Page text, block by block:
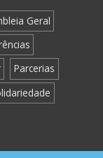
Geral
Parcerias